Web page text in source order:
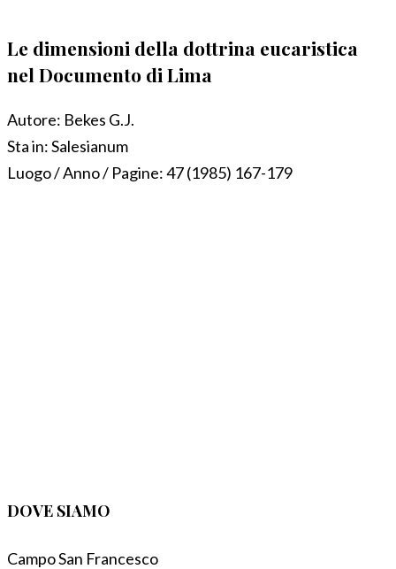
Le dimensioni della dottrina eucaristica
nel Documento di Lima
Autore: Bekes G.J.
Sta in:Salesianum
Luogo / Anno / Pagine:47 (1985) 167-179
DOVE SIAMO
Campo San Francesco